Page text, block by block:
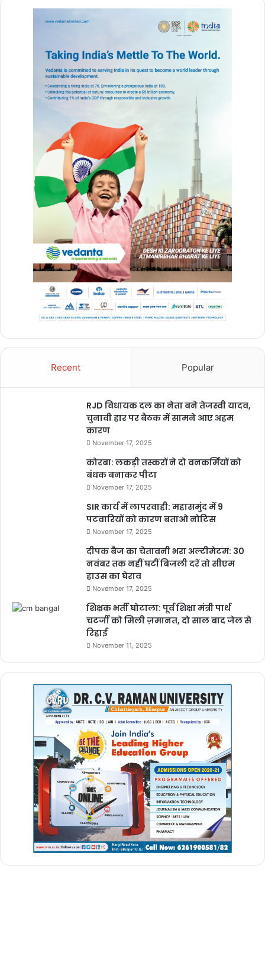
Recent Popular
RJD विधायक दल का नेता बने तेजस्वी यादव,
चुनावी हार पर बैठक में सामने आए अहम
कारण
November 17, 2025
कोरबा: लकड़ी तस्करों ने दो वनकर्मियों को
बंधक बनाकर पीटा
November 17, 2025
SIR कार्य में लापरवाही: महासमुंद में 9
पटवारियों को कारण बताओ नोटिस
November 17, 2025
दीपक बैज का चेतावनी भरा अल्टीमेटम: 30
नवंबर तक नहीं घटीं बिजली दरें तो सीएम
हाउस का घेराव
November 17, 2025
शिक्षक भर्ती घोटाला: पूर्व शिक्षा मंत्री पार्थ
चटर्जी को मिली ज़मानत, दो साल बाद जेल से
रिहाई
November 11, 2025